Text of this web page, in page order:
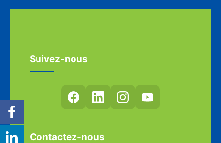
Suivez-nous
Contactez-nous